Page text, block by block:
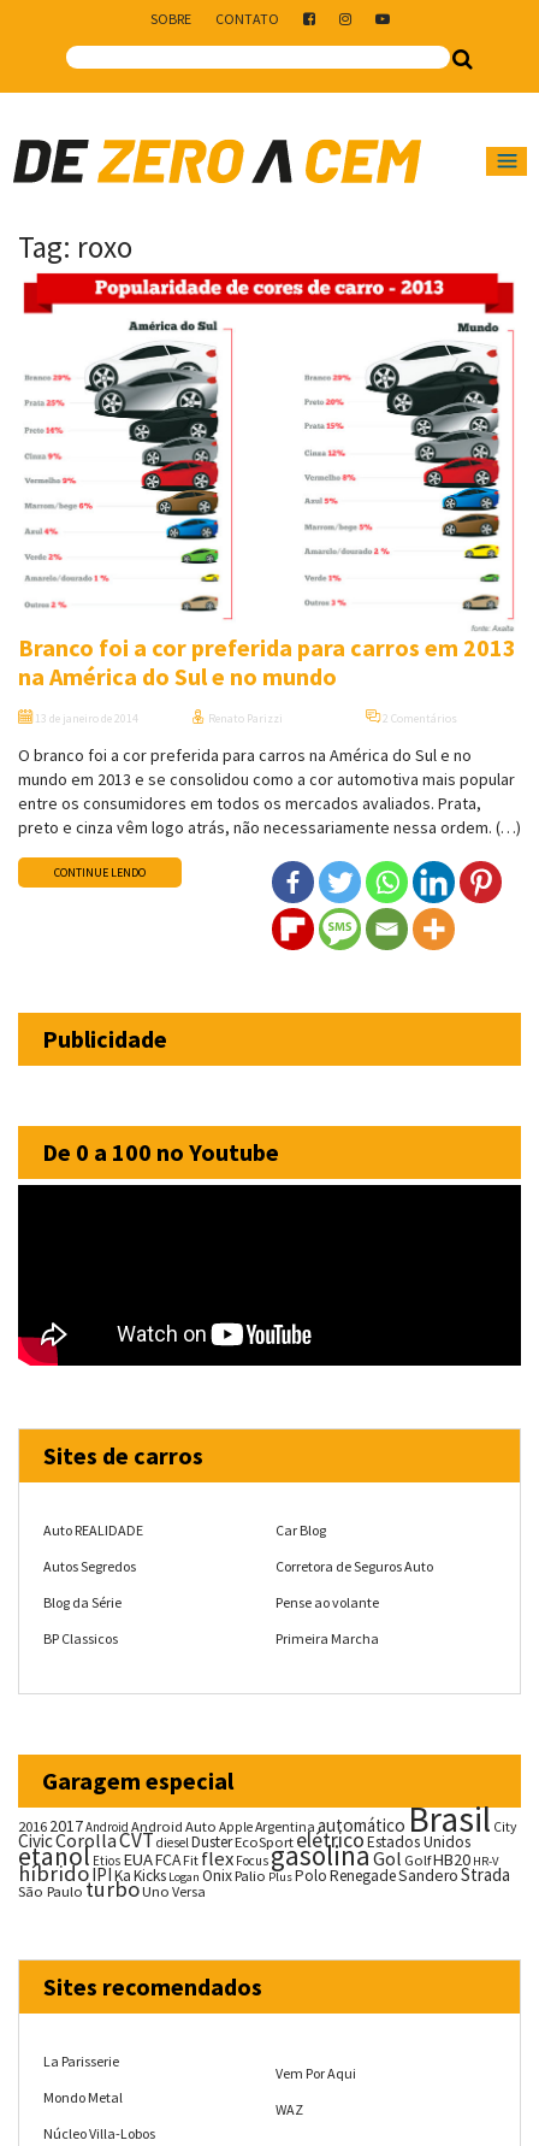
SOBRE CONTATO
Main Navigation
Tag: roxo
Branco foi a cor preferida para carros em 2013
na América do Sul e no mundo
13 de janeiro de 2014 Renato Parizzi 2 Comentários
O branco foi a cor preferida para carros na América do Sul e no
mundo em 2013 e se consolidou como a cor automotiva mais popular
entre os consumidores em todos os mercados avaliados. Prata,
preto e cinza vêm logo atrás, não necessariamente nessa ordem. (…)
CONTINUE LENDO
Publicidade
De 0 a 100 no Youtube
Sites de carros
Auto REALIDADE
Autos Segredos
Blog da Série
BP Classicos
Car Blog
Corretora de Seguros Auto
Pense ao volante
Primeira Marcha
Garagem especial
20162017Android Android Auto AppleArgentina automáticoBrasil City
CivicCorollaCVTdieselDusterEcoSportelétricoEstados Unidos
etanol Etios EUAFCA Fit flex FocusgasolinaGol GolfHB20 HR-V
híbridoIPIKaKicks Logan OnixPalio PlusPoloRenegadeSanderoStrada
São Paulo turboUno Versa
Sites recomendados
La Parisserie
Mondo Metal
Núcleo Villa-Lobos
Vem Por Aqui
WAZ